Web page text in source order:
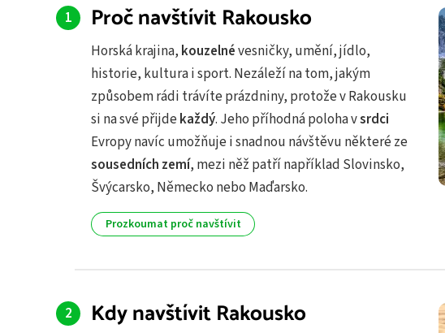
Proč navštívit Rakousko
Horská krajina, kouzelnévesničky, umění, jídlo,
historie, kultura i sport. Nezáleží na tom, jakým
způsobem rádi trávíte prázdniny, protože v Rakousku
si na své přijdekaždý. Jeho příhodná poloha vsrdci
Evropy navíc umožňuje i snadnou návštěvu některé ze
sousedních zemí, mezi něž patří například Slovinsko,
Švýcarsko, Německo nebo Maďarsko.
Prozkoumat proč navštívit
Kdy navštívit Rakousko